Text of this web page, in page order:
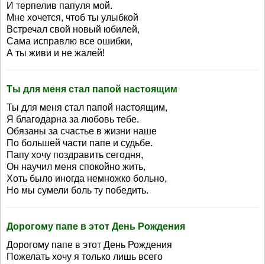
И терпелив папуля мой.
Мне хочется, чтоб ты улыбкой
Встречал свой новый юбилей,
Сама исправлю все ошибки,
А ты живи и не жалей!
Ты для меня стал папой настоящим
Ты для меня стал папой настоящим,
Я благодарна за любовь тебе.
Обязаны за счастье в жизни наше
По большей части папе и судьбе.
Папу хочу поздравить сегодня,
Он научил меня спокойно жить,
Хоть было иногда немножко больно,
Но мы сумели боль ту победить.
Дорогому папе в этот День Рождения
Дорогому папе в этот День Рождения
Пожелать хочу я только лишь всего